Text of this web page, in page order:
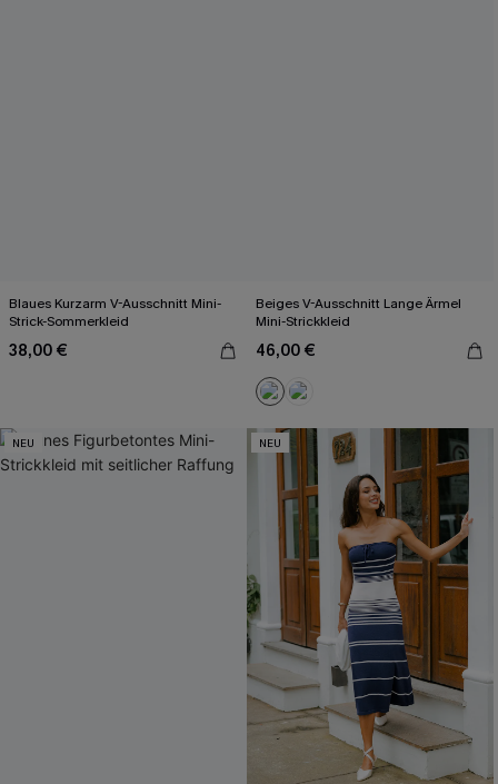
Blaues Kurzarm V-Ausschnitt Mini-
Strick-Sommerkleid
38,00 €
Beiges V-Ausschnitt Lange Ärmel
Mini-Strickkleid
46,00 €
NEU NEU